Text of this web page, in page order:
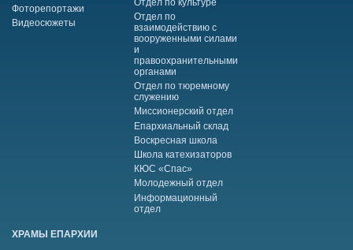
Фоторепортажи
Видеосюжеты
Отдел по культуре
Отдел по
взаимодействию с
вооруженными силами
и
правоохранительными
органами
Отдел по тюремному
служению
Миссионерский отдел
Епархиальный склад
Воскресная школа
Школа катехизаторов
КЮС «Спас»
Молодежный отдел
Информационный
отдел
ХРАМЫ ЕПАРХИИ